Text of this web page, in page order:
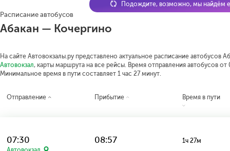
Расписание автобусов
Абакан — Кочергино
На сайте Автовокзалы.ру представлено актуальное расписание автобусов
Автовокзал, карты маршрута на все рейсы. Время отправления автобусов от
Минимальное время в пути составляет 1 час 27 минут.
Подождите, возможно, мы найдём
Отправление Прибытие Время в пути
07:30 08:57 1ч 27м